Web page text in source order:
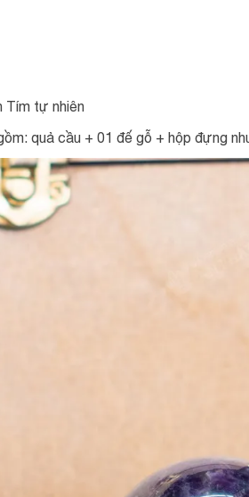
Tím tự nhiên
quả cầu + 01 đế gỗ + hộp đựng